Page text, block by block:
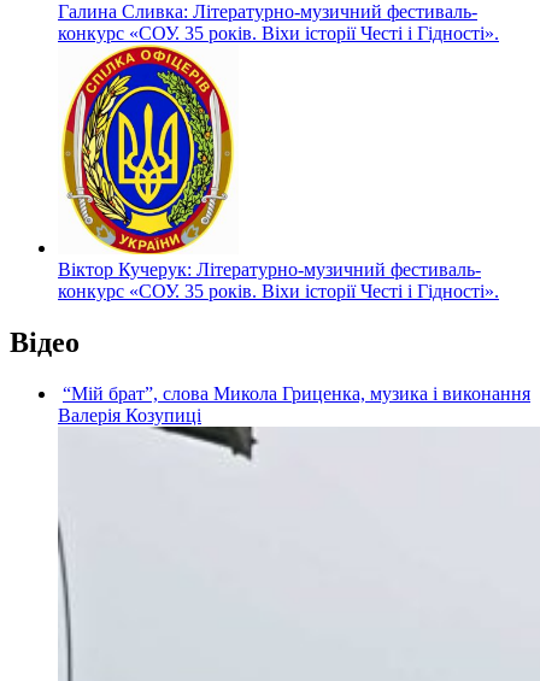
Галина Сливка: Літературно-музичний фестиваль-
конкурс «СОУ. 35 років. Віхи історії Честі і Гідності».
Віктор Кучерук: Літературно-музичний фестиваль-
конкурс «СОУ. 35 років. Віхи історії Честі і Гідності».
Відео
“Мій брат”, слова Микола Гриценка, музика і виконання
Валерія Козупиці